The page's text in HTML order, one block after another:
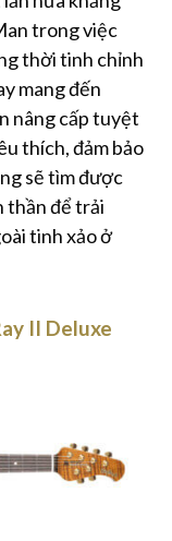
trong việc
thời tinh chỉnh
mang đến
nâng cấp tuyệt
thích, đảm bảo
sẽ tìm được
thần để trải
tinh xảo ở
II Deluxe